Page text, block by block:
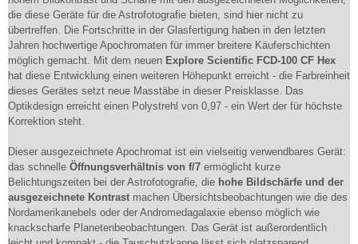
die diese Geräte für die Astrofotografie bieten, sind hier nicht zu
übertreffen. Die Fortschritte in der Glasfertigung haben in den letzten
Jahren hochwertige Apochromaten für immer breitere Käuferschichten
möglich gemacht. Mit dem neuen Explore Scientific FCD-100 CF Hex
hat diese Entwicklung einen weiteren Höhepunkt erreicht - die Farbreinheit
dieses Gerätes setzt neue Masstäbe in dieser Preisklasse. Das
Optikdesign erreicht einen Polystrehl von 0,97 - ein Wert der für höchste
Korrektion steht.
Dieser ausgezeichnete Apochromat ist ein vielseitig verwendbares Gerät:
das schnelle Öffnungsverhältnis von f/7 ermöglicht kurze
Belichtungszeiten bei der Astrofotografie, die hohe Bildschärfe und der
ausgezeichnete Kontrast machen Übersichtsbeobachtungen wie die des
Nordamerikanebels oder der Andromedagalaxie ebenso möglich wie
knackscharfe Planetenbeobachtungen. Das Gerät ist außerordentlich